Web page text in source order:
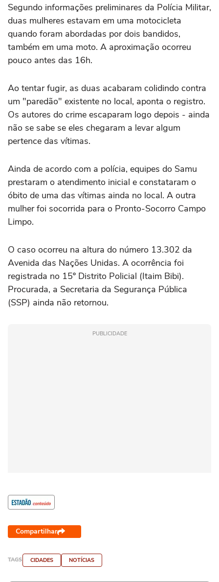
Segundo informações preliminares da Polícia Militar,
duas mulheres estavam em uma motocicleta
quando foram abordadas por dois bandidos,
também em uma moto. A aproximação ocorreu
pouco antes das 16h.
Ao tentar fugir, as duas acabaram colidindo contra
um "paredão" existente no local, aponta o registro.
Os autores do crime escaparam logo depois - ainda
não se sabe se eles chegaram a levar algum
pertence das vítimas.
Ainda de acordo com a polícia, equipes do Samu
prestaram o atendimento inicial e constataram o
óbito de uma das vítimas ainda no local. A outra
mulher foi socorrida para o Pronto-Socorro Campo
Limpo.
O caso ocorreu na altura do número 13.302 da
Avenida das Nações Unidas. A ocorrência foi
registrada no 15º Distrito Policial (Itaim Bibi).
Procurada, a Secretaria da Segurança Pública
(SSP) ainda não retornou.
PUBLICIDADE
Compartilhar
TAGS CIDADES NOTÍCIAS